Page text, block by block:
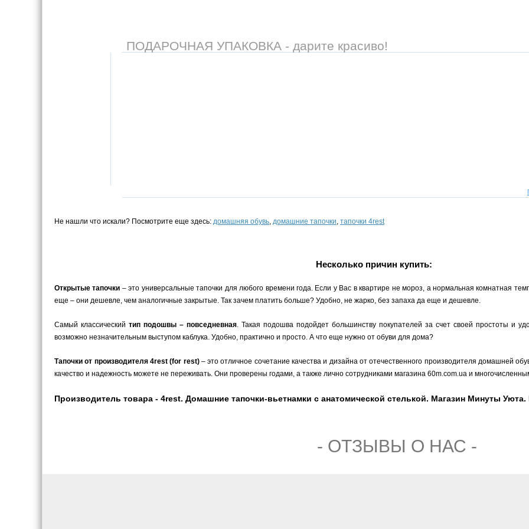
ПОДАРОЧНАЯ УПАКОВКА - дарите красиво!
Не нашли что искали? Посмотрите еще здесь: домашняя обувь, домашние тапочки, тапочки 4rest
Несколько причин купить:
Открытые тапочки – это универсальные тапочки для любого времени года. Если у Вас в квартире не мороз, а нормальная комнатная
еще – они дешевле, чем аналогичные закрытые. Так зачем платить больше? Удобно, не жарко, без запаха да еще и дешевле.
Самый классический тип подошвы – повседневная. Такая подошва подойдет большинству покупателей за счет своей простоты и
возможно незначительным выступом каблука. Удобно, практично и просто. А что еще нужно от обуви для дома?
Тапочки от производителя 4rest (for rest)– это отличное сочетание качества и дизайна от отечественного производителя домашней
качество и надежность можете не переживать. Они проверены годами, а также лично сотрудниками магазина 60m.com.ua и
Производитель товара - 4rest. Домашние тапочки-вьетнамки с анатомической стелькой. Магазин Минуты Уюта.
- ОТЗЫВЫ О НАС -